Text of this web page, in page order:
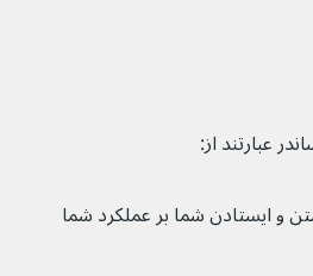
عبارتند از:
و ایستادن شما بر عملکرد شما